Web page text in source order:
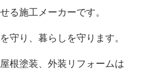
る施工メーカーです。
守り、暮らしを守ります。
根塗装、外装リフォームは